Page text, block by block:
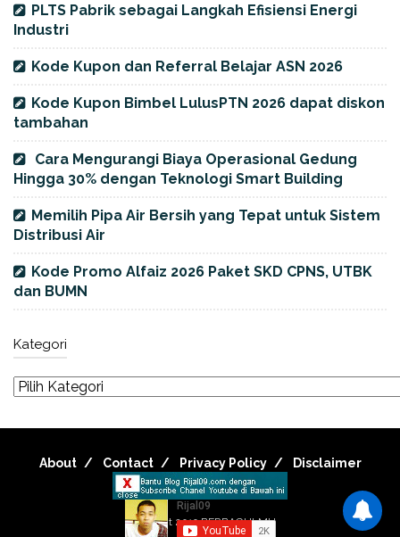
PLTS Pabrik sebagai Langkah Efisiensi Energi
Industri
Kode Kupon dan Referral Belajar ASN 2026
Kode Kupon Bimbel LulusPTN 2026 dapat diskon
tambahan
Cara Mengurangi Biaya Operasional Gedung
Hingga 30% dengan Teknologi Smart Building
Memilih Pipa Air Bersih yang Tepat untuk Sistem
Distribusi Air
Kode Promo Alfaiz 2026 Paket SKD CPNS, UTBK
dan BUMN
Kategori
About Contact Privacy Policy Disclaimer
Copyright 2019BERBAGI ILMU